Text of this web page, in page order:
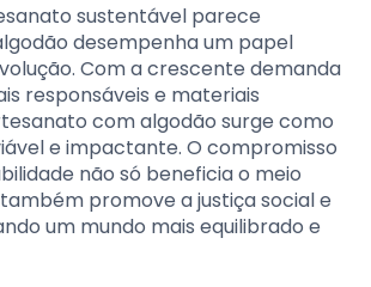
sustentável parece
desempenha um papel
Com a crescente demanda
responsáveis e materiais
com algodão surge como
e impactante. O compromisso
não só beneficia o meio
promove a justiça social e
um mundo mais equilibrado e